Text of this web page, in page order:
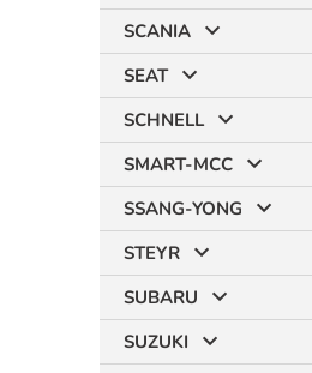
SCANIA
SEAT
SCHNELL
SMART-MCC
SSANG-YONG
STEYR
SUBARU
SUZUKI